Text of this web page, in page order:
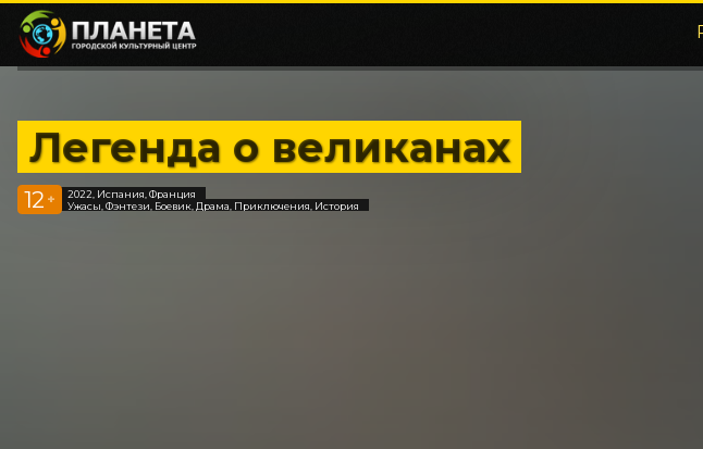
Легенда о великанах
12 +
2022, Испания, Франция
Ужасы, Фэнтези, Боевик, Драма, Приключения, История